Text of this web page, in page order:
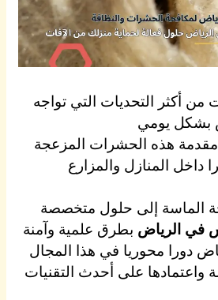
أكثر التحديات التي تواجه
بشكل يومي
هذه الحشرات المزعجة
داخل المنازل والمزارع
الماسة إلى حلول متخصصة
في الرياض بطرق علمية وآمنة
دورا محوريا في هذا المجال
واعتمادها على أحدث التقنيات